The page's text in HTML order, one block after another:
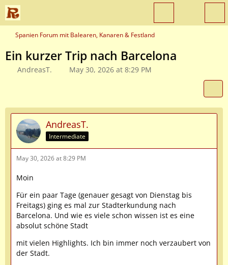
Spanien Forum mit Balearen, Kanaren & Festland
Ein kurzer Trip nach Barcelona
AndreasT. May 30, 2026 at 8:29 PM
AndreasT.
Intermediate
May 30, 2026 at 8:29 PM
Moin
Für ein paar Tage (genauer gesagt von Dienstag bis
Freitags) ging es mal zur Stadterkundung nach
Barcelona. Und wie es viele schon wissen ist es eine
absolut schöne Stadt
mit vielen Highlights. Ich bin immer noch verzaubert von
der Stadt.